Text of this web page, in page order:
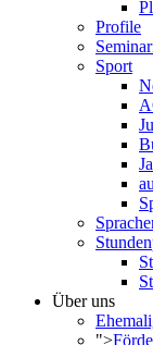
Profile
Sport
Über uns
">